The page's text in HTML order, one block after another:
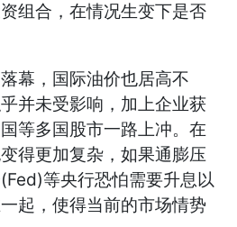
组合，在情况生变下是否
幕，国际油价也居高不
并未受影响，加上企业获
等多国股市一路上冲。在
得更加复杂，如果通膨压
等央行恐怕需要升息以
起，使得当前的市场情势